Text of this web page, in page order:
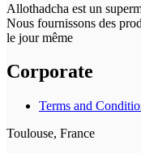
Allothadcha est un
Nous fournissons des
le jour même
Corporate
Terms and
Toulouse, France